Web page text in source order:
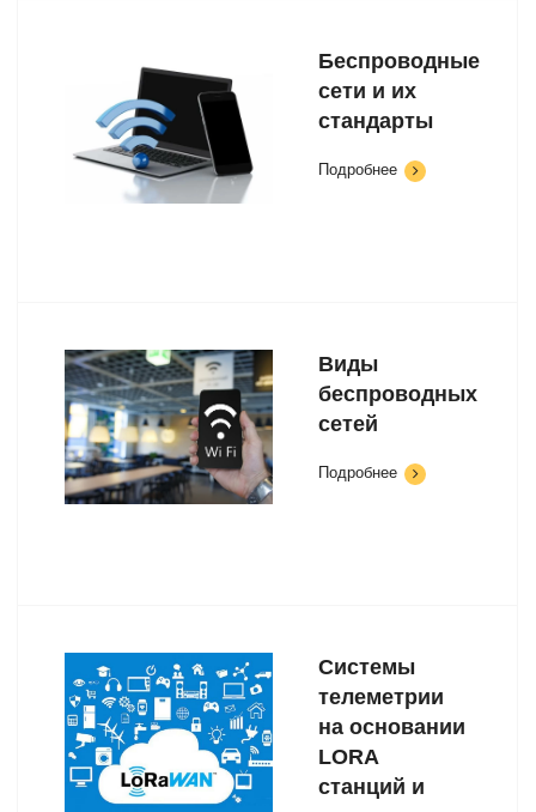
Беспроводные
сети и их
стандарты
Подробнее
Виды
беспроводных
сетей
Подробнее
Системы
телеметрии
на основании
LORA
станций и